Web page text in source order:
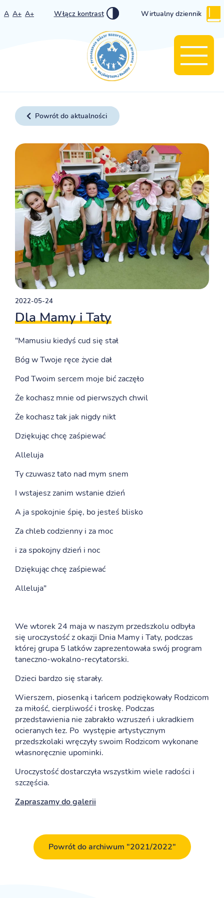
A A+ A+ Włącz kontrast Wirtualny dziennik
Powrót do aktualności
2022-05-24
Dla Mamy i Taty
"Mamusiu kiedyś cud się stał
Bóg w Twoje ręce życie dał
Pod Twoim sercem moje bić zaczęło
Że kochasz mnie od pierwszych chwil
Że kochasz tak jak nigdy nikt
Dziękując chcę zaśpiewać
Alleluja
Ty czuwasz tato nad mym snem
I wstajesz zanim wstanie dzień
A ja spokojnie śpię, bo jesteś blisko
Za chleb codzienny i za moc
i za spokojny dzień i noc
Dziękując chcę zaśpiewać
Alleluja"
We wtorek 24 maja w naszym przedszkolu odbyła
się uroczystość z okazji Dnia Mamy i Taty, podczas
której grupa 5 latków zaprezentowała swój program
taneczno-wokalno-recytatorski.
Dzieci bardzo się starały.
Wierszem, piosenką i tańcem podziękowały Rodzicom
za miłość, cierpliwość i troskę. Podczas
przedstawienia nie zabrakło wzruszeń i ukradkiem
ocieranych łez. Po występie artystycznym
przedszkolaki wręczyły swoim Rodzicom wykonane
własnoręcznie upominki.
Uroczystość dostarczyła wszystkim wiele radości i
szczęścia.
Zapraszamy do galerii
Powrót do archiwum "2021/2022"